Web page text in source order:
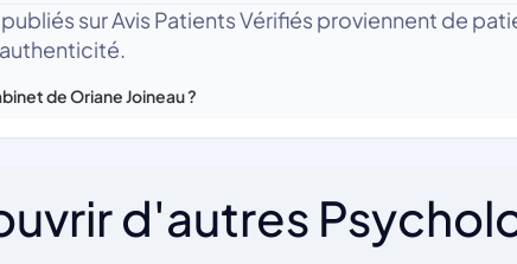
publiés sur Avis Patients Vérifiés proviennent de
de Oriane Joineau ?
d'autres